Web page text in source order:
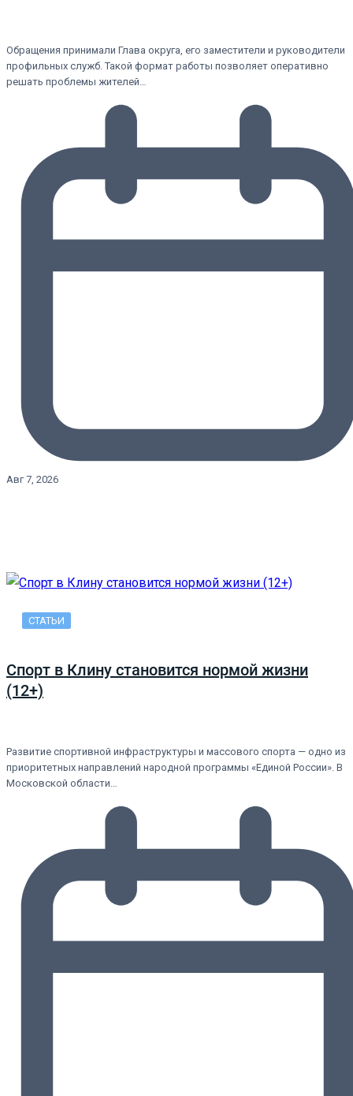
Обращения принимали Глава округа, его заместители и руководители
профильных служб. Такой формат работы позволяет оперативно
решать проблемы жителей…
Авг 7, 2026
СТАТЬИ
Спорт в Клину становится нормой жизни
(12+)
Развитие спортивной инфраструктуры и массового спорта — одно из
приоритетных направлений народной программы «Единой России». В
Московской области…